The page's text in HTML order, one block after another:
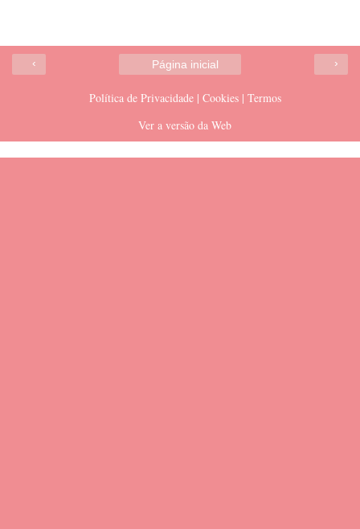
‹ ›
Página inicial
Política de Privacidade | Cookies | Termos
Ver a versão da Web